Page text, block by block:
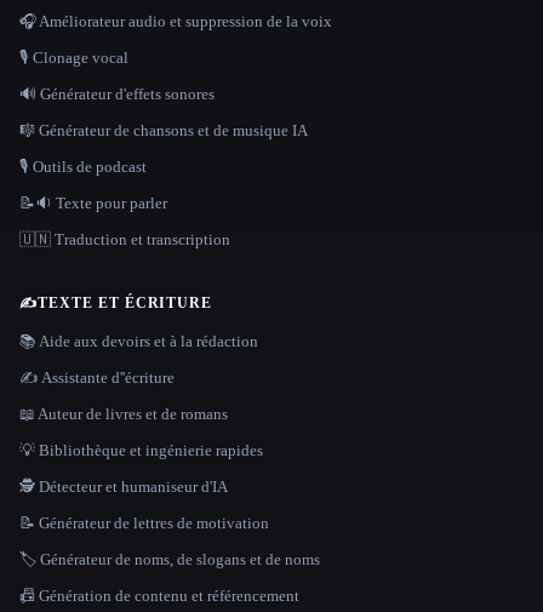
🎧 Améliorateur audio et suppression de la voix
🎙️ Clonage vocal
🔊 Générateur d'effets sonores
🎼 Générateur de chansons et de musique IA
🎙️ Outils de podcast
📝🔉 Texte pour parler
🇺🇳 Traduction et transcription
✍️TEXTE ET ÉCRITURE
📚 Aide aux devoirs et à la rédaction
✍️ Assistante d''écriture
📖 Auteur de livres et de romans
💡 Bibliothèque et ingénierie rapides
🕵️ Détecteur et humaniseur d'IA
📝 Générateur de lettres de motivation
🏷️ Générateur de noms, de slogans et de noms
📠 Génération de contenu et référencement